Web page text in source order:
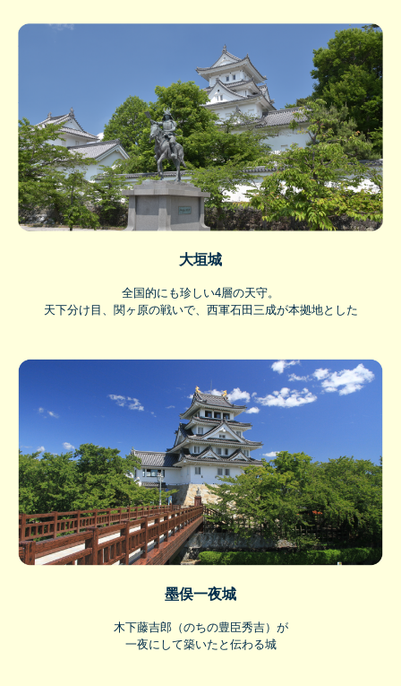
大垣城
全国的にも珍しい4層の天守。
天下分け目、関ヶ原の戦いで、西軍石田三成が本拠地とした
墨俣一夜城
木下藤吉郎（のちの豊臣秀吉）が
一夜にして築いたと伝わる城